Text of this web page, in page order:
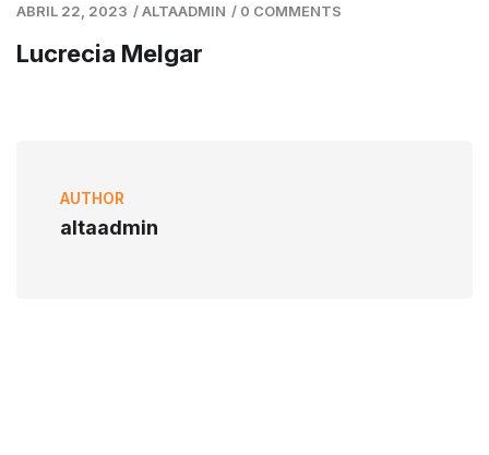
ABRIL 22, 2023 /ALTAADMIN / 0 COMMENTS
Lucrecia Melgar
AUTHOR
altaadmin